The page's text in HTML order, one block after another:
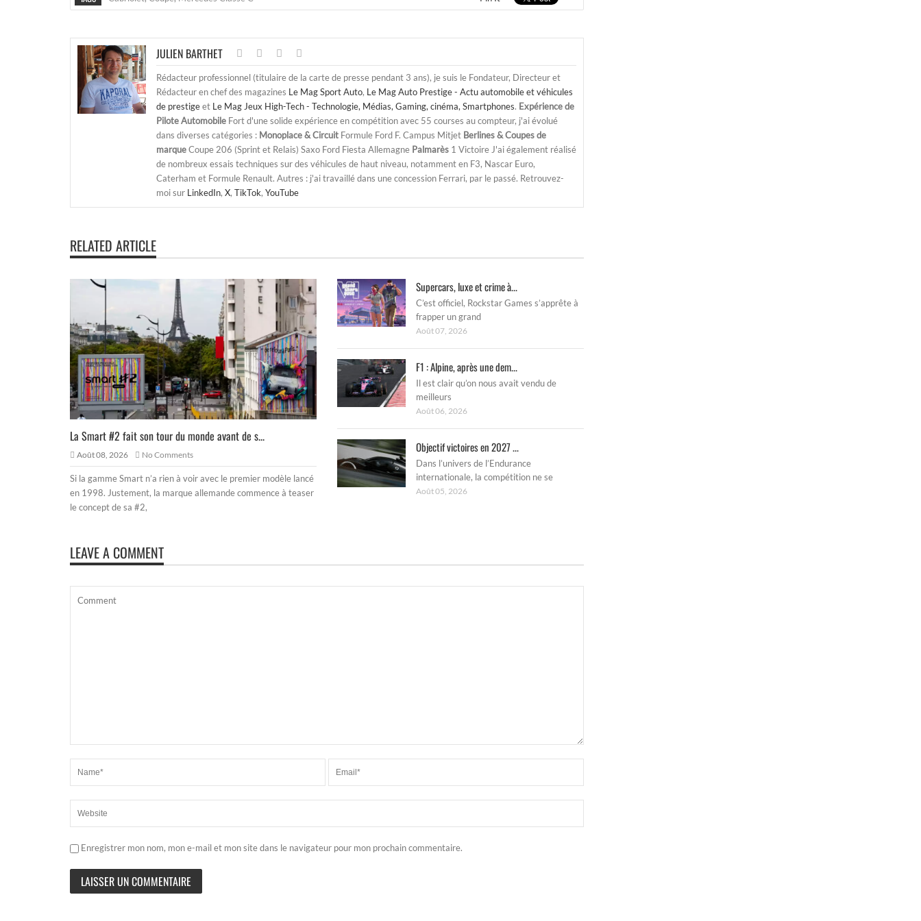
JULIEN BARTHET
Rédacteur professionnel (titulaire de la carte de presse pendant 3 ans), je suis le Fondateur, Directeur et
Rédacteur en chef des magazines Le Mag Sport Auto, Le Mag Auto Prestige - Actu automobile et véhicules
de prestigeet Le Mag Jeux High-Tech - Technologie, Médias, Gaming, cinéma, Smartphones. Expérience de
Pilote Automobile Fort d'une solide expérience en compétition avec 55 courses au compteur, j'ai évolué
dans diverses catégories : Monoplace & Circuit Formule Ford F. Campus Mitjet Berlines & Coupes de
marqueCoupe 206 (Sprint et Relais) Saxo Ford Fiesta Allemagne Palmarès 1 Victoire J'ai également réalisé
de nombreux essais techniques sur des véhicules de haut niveau, notamment en F3, Nascar Euro,
Caterham et Formule Renault. Autres : j'ai travaillé dans une concession Ferrari, par le passé. Retrouvez-
moi sur LinkedIn, X, TikTok, YouTube
RELATED ARTICLE
La Smart #2 fait son tour du monde avant de s...
Août 08, 2026 No Comments
Si la gamme Smart n’a rien à voir avec le premier modèle lancé
en 1998. Justement, la marque allemande commence à teaser
le concept de sa #2,
Supercars, luxe et crime à...
C’est officiel, Rockstar Games s’apprête à
frapper un grand
Août 07, 2026
F1 : Alpine, après une dem...
Il est clair qu’on nous avait vendu de
meilleurs
Août 06, 2026
Objectif victoires en 2027 ...
Dans l’univers de l’Endurance
internationale, la compétition ne se
Août 05, 2026
LEAVE A COMMENT
Enregistrer mon nom, mon e-mail et mon site dans le navigateur pour mon prochain commentaire.